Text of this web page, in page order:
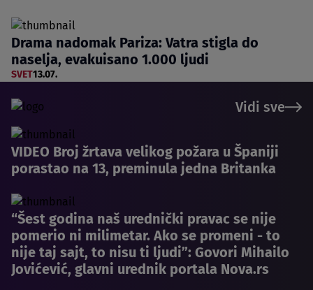
Drama nadomak Pariza: Vatra stigla do
naselja, evakuisano 1.000 ljudi
SVET13.07.
Vidi sve
VIDEO Broj žrtava velikog požara u Španiji
porastao na 13, preminula jedna Britanka
“Šest godina naš urednički pravac se nije
pomerio ni milimetar. Ako se promeni - to
nije taj sajt, to nisu ti ljudi”: Govori Mihailo
Jovićević, glavni urednik portala Nova.rs